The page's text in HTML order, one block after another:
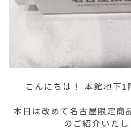
こんにちは！ 本館地下1
本日は改めて名古屋限定商
のご紹介いたし